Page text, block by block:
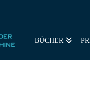
BÜCHER